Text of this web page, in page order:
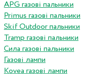
APG газові пальники
Primus газові пальники
Skif Outdoor пальники
Tramp газові пальники
Сила газові пальники
Газові лампи
Kovea газові лампи